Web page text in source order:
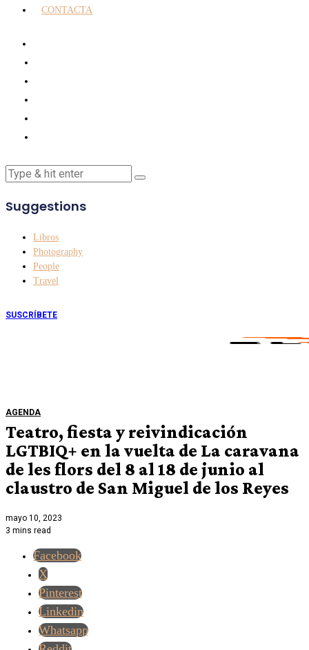
CONTACTA
Suggestions
Libros
Photography
People
Travel
SUSCRÍBETE
AGENDA
Teatro, fiesta y reivindicación
LGTBIQ+ en la vuelta de La caravana
de les flors del 8 al 18 de junio al
claustro de San Miguel de los Reyes
mayo 10, 2023
3 mins read
Facebook
X
Pinterest
Linkedin
Whatsapp